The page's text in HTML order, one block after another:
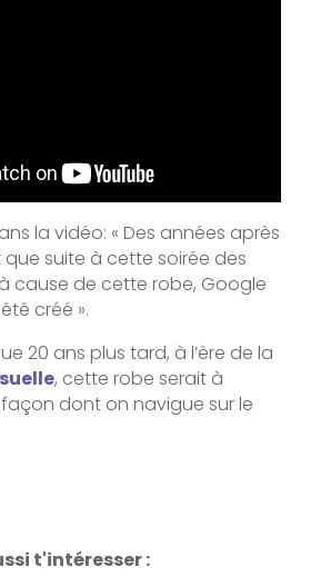
la vidéo: « Des années après
que suite à cette soirée des
cause de cette robe, Google
créé ».
20 ans plus tard, à l’ère de la
, cette robe serait à
façon dont on navigue sur le
t'intéresser :